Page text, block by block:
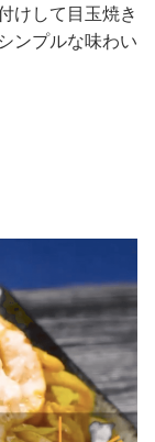
けして目玉焼き
ンプルな味わい